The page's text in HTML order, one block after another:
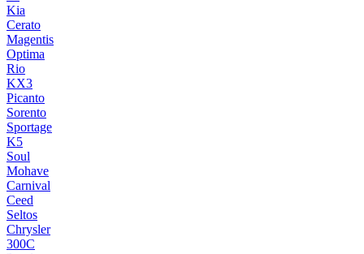
Kia
Cerato
Magentis
Optima
Rio
KX3
Picanto
Sorento
Sportage
K5
Soul
Mohave
Carnival
Ceed
Seltos
Chrysler
300C